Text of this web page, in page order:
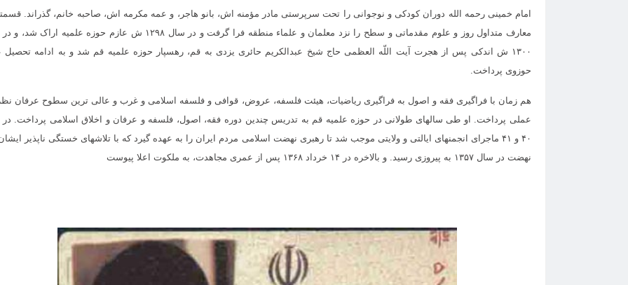
امام خمینی رحمه الله دوران کودکی و نوجوانی را تحت سرپرستی مادر مؤمنه اش، بانو هاجر، و عمه مکرمه اش، صاحبه خانم، گذراند.
معارف متداول روز و علوم مقدماتی و سطح را نزد معلمان و علماء منطقه فرا گرفت و در سال ۱۲۹۸ ش عازم حوزه علمیه
۱۳۰۰ ش اندکی پس از هجرت آیت اللّه العظمی حاج شیخ عبدالکریم حائری یزدی به قم، رهسپار حوزه علمیه قم شد و به ادامه تحصیل
حوزوی پرداخت.
هم زمان با فراگیری فقه و اصول به فراگیری ریاضیات، هیئت فلسفه، عروض، قوافی و فلسفه اسلامی و غرب و عالی ترین سطوح عرفان
عملی پرداخت. او طی سالهای طولانی در حوزه علمیه قم به تدریس چندین دوره فقه، اصول، فلسفه و عرفان و اخلاق اسلامی پرداخت.
۴۰ و ۴۱ ماجرای انجمنهای ایالتی و ولایتی موجب شد تا رهبری نهضت اسلامی مردم ایران را به عهده گیرد که با تلاشهای خستگی ناپذیر
نهضت در سال ۱۳۵۷ به پیروزی رسید. و بالاخره در ۱۴ خرداد ۱۳۶۸ پس از عمری مجاهدت، به ملکوت اعلا پیوست